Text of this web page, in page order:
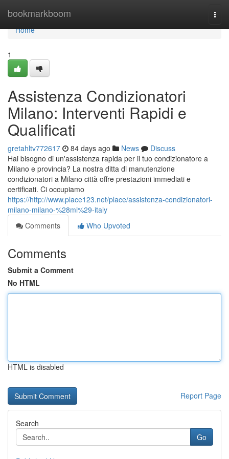
bookmarkboom
Home
Home
1
Assistenza Condizionatori
Milano: Interventi Rapidi e
Qualificati
gretahltv772617 84 days ago News
Discuss
Hai bisogno di un'assistenza rapida per il tuo condizionatore a
Milano e provincia? La nostra ditta di manutenzione
condizionatori a Milano città offre prestazioni immediati e
certificati. Ci occupiamo
https://http://www.place123.net/place/assistenza-condizionatori-
milano-milano-%28mi%29-italy
Comments
Who Upvoted
Comments
Submit a Comment
No HTML
HTML is disabled
Report Page
Search
Go